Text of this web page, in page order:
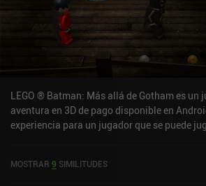
LEGO ® Batman: Más allá de Gotham es un
aventura en 3D de pago disponible en
experiencia para un jugador que se puede
agosto de 2015 y tiene una valoración actual
MOSTRAR 9 SIMILITUDES